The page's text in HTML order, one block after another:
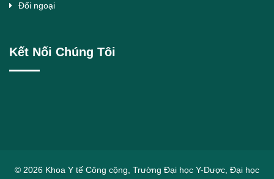
Đối ngoại
Kết Nối Chúng Tôi
© 2026 Khoa Y tế Công cộng, Trường Đại học Y-Dược, Đại học